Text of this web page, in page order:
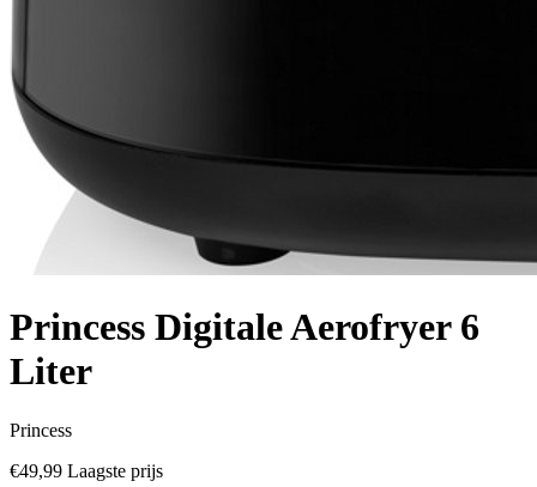
Princess Digitale Aerofryer 6
Liter
Princess
€49,99 Laagste prijs